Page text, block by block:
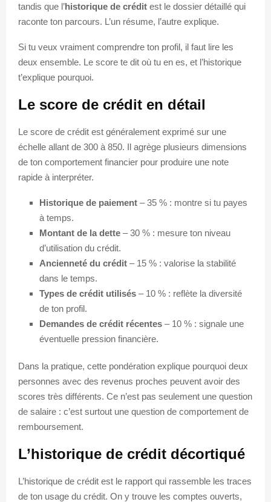
tandis que l’historique de crédit est le dossier détaillé qui
raconte ton parcours. L’un résume, l’autre explique.
Si tu veux vraiment comprendre ton profil, il faut lire les
deux ensemble. Le score te dit où tu en es, et l’historique
t’explique pourquoi.
Le score de crédit en détail
Le score de crédit est généralement exprimé sur une
échelle allant de 300 à 850. Il agrège plusieurs dimensions
de ton comportement financier pour produire une note
rapide à interpréter.
Historique de paiement – 35 % : montre si tu payes
à temps.
Montant de la dette – 30 % : mesure ton niveau
d’utilisation du crédit.
Ancienneté du crédit – 15 % : valorise la stabilité
dans le temps.
Types de crédit utilisés – 10 % : reflète la diversité
de ton profil.
Demandes de crédit récentes – 10 % : signale une
éventuelle pression financière.
Dans la pratique, cette pondération explique pourquoi deux
personnes avec des revenus proches peuvent avoir des
scores très différents. Ce n’est pas seulement une question
de salaire : c’est surtout une question de comportement de
remboursement.
L’historique de crédit décortiqué
L’historique de crédit est le rapport qui rassemble les traces
de ton usage du crédit. On y trouve les comptes ouverts,